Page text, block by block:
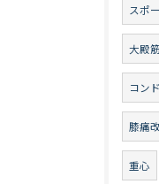
スポ
大殿筋
コン
膝痛
重心